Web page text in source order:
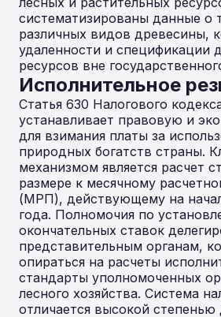
систематизированы данные о
различных видов древесины,
удаленности и спецификации
ресурсов вне
Исполнительное
Статья 630 Налогового
устанавливает правовую и
для взимания платы за
природных богатств страны.
механизмом является расчет
размере к месячному
(МРП), действующему на
года. Полномочия по
окончательных ставок
представительным органам,
опираться на расчеты
стандарты уполномоченных
лесного хозяйства. Система
отличается высокой степенью